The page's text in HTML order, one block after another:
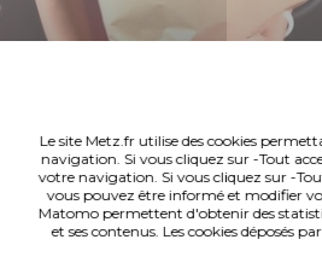
Le site Metz.fr utilise des cookies
navigation. Si vous cliquez sur -Tout
votre navigation. Si vous cliquez sur -
vous pouvez être informé et modifier
Matomo permettent d'obtenir des
et ses contenus. Les cookies déposés
1 de 6)